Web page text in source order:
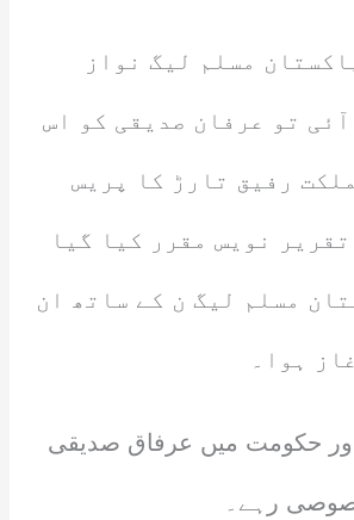
پاکستان مسلم لیگ نواز
تو عرفان صدیقی کو اس
رفیق تارڑ کا پریس
نویس مقرر کیا گیا
مسلم لیگ ن کے ساتھ ان
ہوا۔
حکومت میں عرفاق صدیقی
رہے۔